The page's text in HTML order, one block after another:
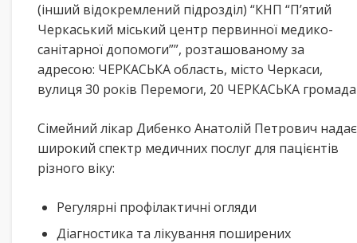
(інший відокремлений підрозділ) “КНП “П’ятий
Черкаський міський центр первинної медико-
санітарної допомоги””, розташованому за
адресою: ЧЕРКАСЬКА область, місто Черкаси,
вулиця 30 років Перемоги, 20 ЧЕРКАСЬКА громада
Сімейний лікар Дибенко Анатолій Петрович надає
широкий спектр медичних послуг для пацієнтів
різного віку:
Регулярні профілактичні огляди
Діагностика та лікування поширених